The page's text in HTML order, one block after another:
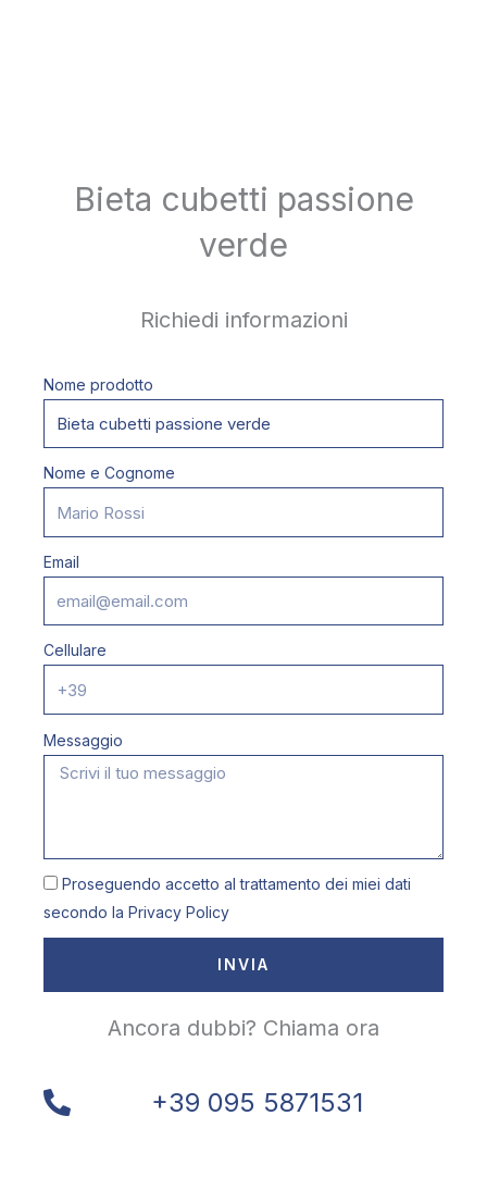
Bieta cubetti passione
verde
Richiedi informazioni
Nome prodotto
Nome e Cognome
Email
Cellulare
Messaggio
Proseguendo accetto al trattamento dei miei dati
secondo la Privacy Policy
INVIA
Ancora dubbi? Chiama ora
+39 095 5871531